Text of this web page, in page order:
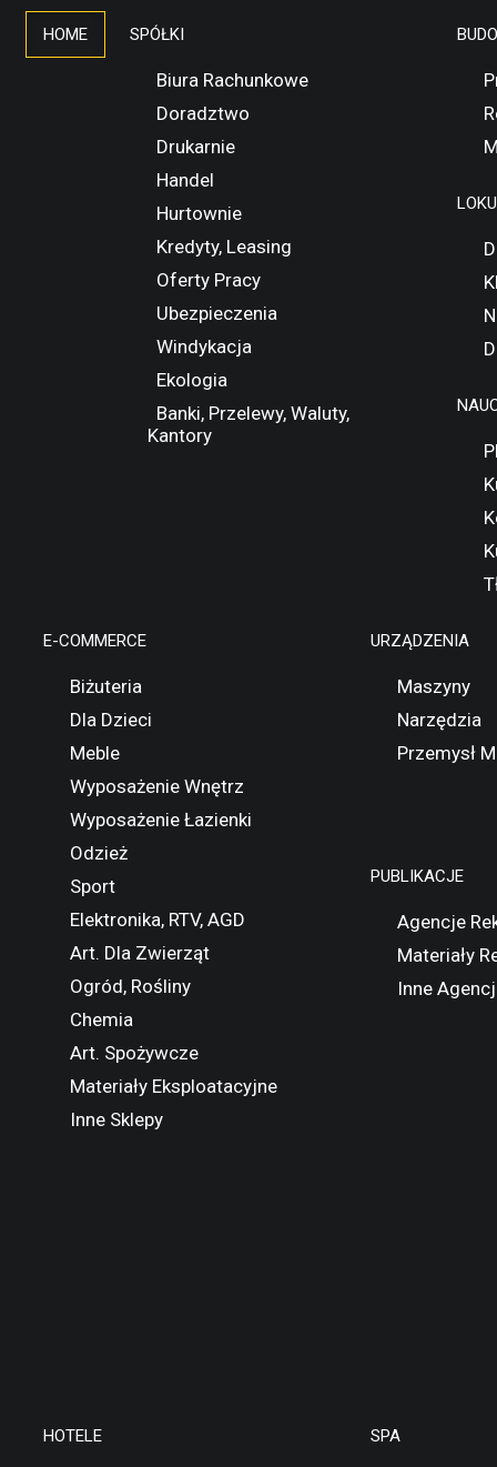
HOME SPÓŁKI
Biura Rachunkowe
Doradztwo
Drukarnie
Handel
Hurtownie
Kredyty, Leasing
Oferty Pracy
Ubezpieczenia
Windykacja
Ekologia
Banki, Przelewy, Waluty,
Kantory
E-COMMERCE
Biżuteria
Dla Dzieci
Meble
Wyposażenie Wnętrz
Wyposażenie Łazienki
Odzież
Sport
Elektronika, RTV, AGD
Art. Dla Zwierząt
Ogród, Rośliny
Chemia
Art. Spożywcze
Materiały Eksploatacyjne
Inne Sklepy
URZĄDZENIA
Maszyny
Narzędzia
Przemysł
PUBLIKACJE
Agencje
Materiały
Inne
HOTELE SPA